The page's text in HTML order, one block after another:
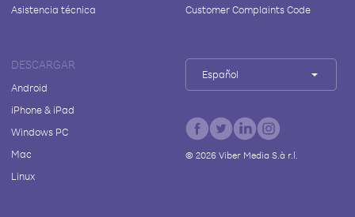
Asistencia técnica
Customer Complaints Code
DESCARGAR
Android
iPhone & iPad
Windows PC
Mac
Linux
Español
© 2026Viber Media S.à r.l.